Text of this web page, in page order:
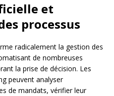
et
processus
radicalement la gestion des
de nombreuses
la prise de décision. Les
peuvent analyser
de mandats, vérifier leur